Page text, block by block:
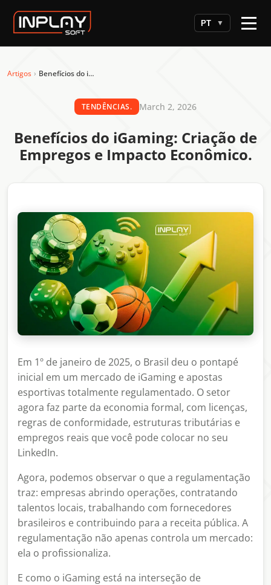
PT ▼
Artigos › Benefícios do iGaming: Criação de Empregos e Impacto Econômico.
TENDÊNCIAS. March 2, 2026
Benefícios do iGaming: Criação de
Empregos e Impacto Econômico.
Em 1º de janeiro de 2025, o Brasil deu o pontapé
inicial em um mercado de iGaming e apostas
esportivas totalmente regulamentado. O setor
agora faz parte da economia formal, com licenças,
regras de conformidade, estruturas tributárias e
empregos reais que você pode colocar no seu
LinkedIn.
Agora, podemos observar o que a regulamentação
traz: empresas abrindo operações, contratando
talentos locais, trabalhando com fornecedores
brasileiros e contribuindo para a receita pública. A
regulamentação não apenas controla um mercado:
ela o profissionaliza.
E como o iGaming está na interseção de